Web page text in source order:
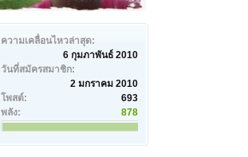
ความเคลื่อนไหวล่าสุด:
6 กุมภาพันธ์ 2010
วันที่สมัครสมาชิก:
2 มกราคม 2010
โพสต์:
693
พลัง:
878